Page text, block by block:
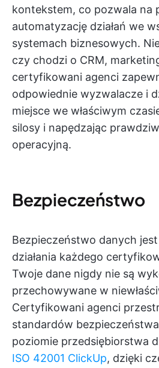
kontekstem, co pozwala na
automatyzację działań we
systemach biznesowych.
czy chodzi o CRM,
certyfikowani agenci
odpowiednie wyzwalacze i
miejsce we właściwym
silosy i napędzając
operacyjną.
Bezpieczeństwo
Bezpieczeństwo danych
działania każdego
Twoje dane nigdy nie są
przechowywane w
Certyfikowani agenci
standardów
poziomie przedsiębiorstwa
ISO 42001 ClickUp, dzięki